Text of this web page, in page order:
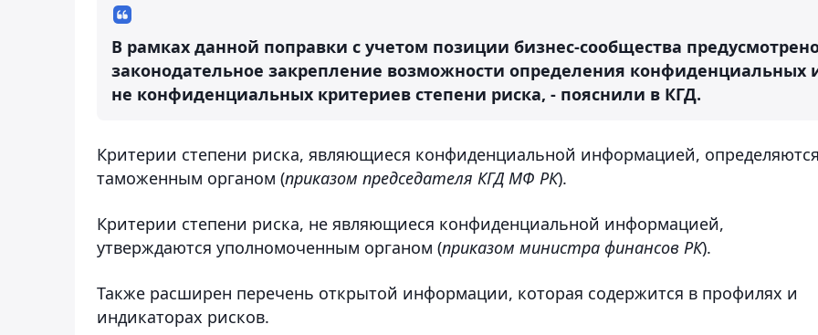
В рамках данной поправки с учетом позиции бизнес-сообщества
законодательное закрепление возможности определения конфиденциальных
не конфиденциальных критериев степени риска, - пояснили в КГД.
Критерии степени риска, являющиеся конфиденциальной информацией,
таможенным органом (приказом председателя КГД МФ РК).
Критерии степени риска, не являющиеся конфиденциальной информацией,
утверждаются уполномоченным органом (приказом министра финансов РК).
Также расширен перечень открытой информации, которая содержится в профилях и
индикаторах рисков.